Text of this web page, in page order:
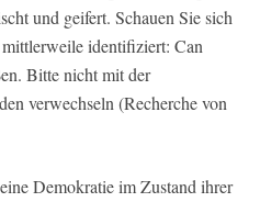
und geifert. Schauen Sie sich
identifiziert: Can
Bitte nicht mit der
verwechseln (Recherche von
Demokratie im Zustand ihrer